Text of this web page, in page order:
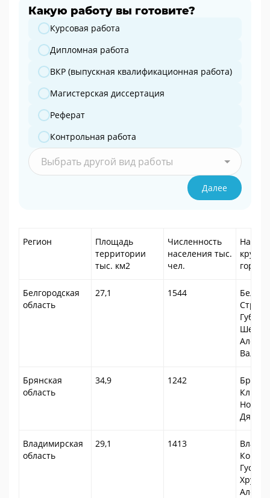
Какую работу вы готовите?
Какую работу вы готовите?
Курсовая работа
Дипломная работа
ВКР (выпускная квалификационная работа)
Магистерская диссертация
Реферат
Контрольная работа
Выбрать другой вид работы
Далее
Регион
Площадь
территории
тыс. км2
Численность
населения тыс.
чел.
города
Белгородская
область
27,1 1544
Стрый
Губкин,
Брянская
область
34,9 1242
Владимирская
область
29,1 1413
Гусь-